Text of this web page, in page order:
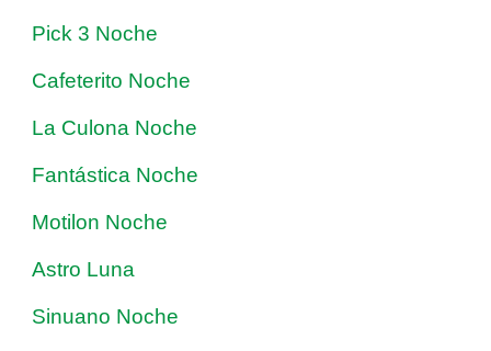
Pick 3 Noche
Cafeterito Noche
La Culona Noche
Fantástica Noche
Motilon Noche
Astro Luna
Sinuano Noche